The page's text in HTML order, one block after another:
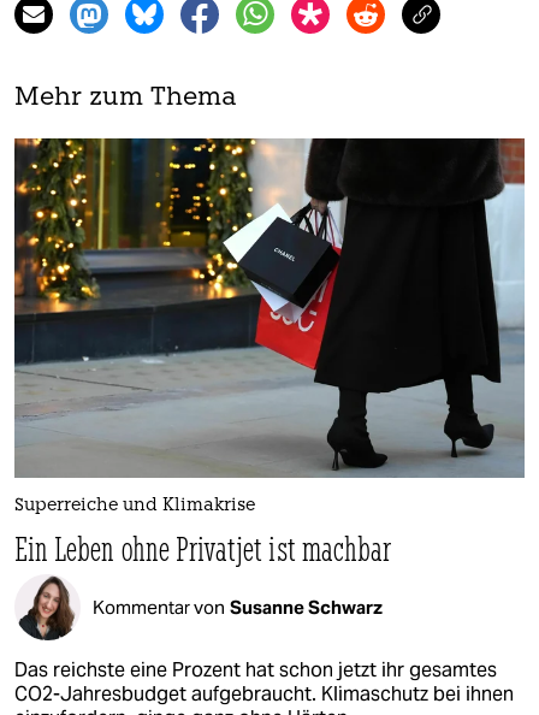
Mehr zum Thema
Superreiche und Klimakrise
Ein Leben ohne Privatjet ist machbar
Kommentar von Susanne Schwarz
Das reichste eine Prozent hat schon jetzt ihr gesamtes
CO2-Jahresbudget aufgebraucht. Klimaschutz bei ihnen